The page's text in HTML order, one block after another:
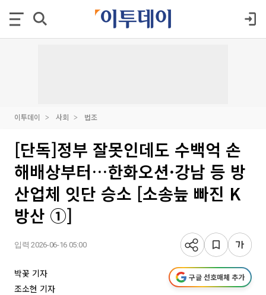
이투데이 사회 법조
[단독]정부 잘못인데도 수백억 손
해배상부터…한화오션·강남 등 방
산업체 잇단 승소 [소송늪 빠진 K
방산 ①]
입력 2026-06-16 05:00
박꽃 기자
조소현 기자
구글 선호매체 추가